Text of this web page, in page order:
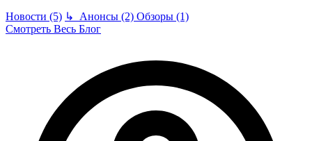
Новости (5) ↳ Анонсы (2) Обзоры (1)
Смотреть Весь Блог